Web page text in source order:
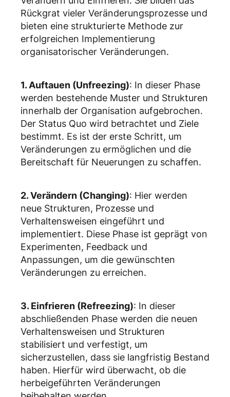
Rückgrat vieler Veränderungsprozesse und
bieten eine strukturierte Methode zur
erfolgreichen Implementierung
organisatorischer Veränderungen.
1. Auftauen (Unfreezing): In dieser Phase
werden bestehende Muster und Strukturen
innerhalb der Organisation aufgebrochen.
Der Status Quo wird betrachtet und Ziele
bestimmt. Es ist der erste Schritt, um
Veränderungen zu ermöglichen und die
Bereitschaft für Neuerungen zu schaffen.
2. Verändern (Changing): Hier werden
neue Strukturen, Prozesse und
Verhaltensweisen eingeführt und
implementiert. Diese Phase ist geprägt von
Experimenten, Feedback und
Anpassungen, um die gewünschten
Veränderungen zu erreichen.
3. Einfrieren (Refreezing): In dieser
abschließenden Phase werden die neuen
Verhaltensweisen und Strukturen
stabilisiert und verfestigt, um
sicherzustellen, dass sie langfristig Bestand
haben. Hierfür wird überwacht, ob die
herbeigeführten Veränderungen